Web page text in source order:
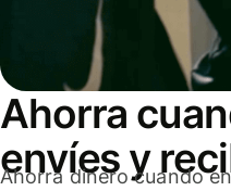
Ahorra
envíes y
Ahorra dinero cuando